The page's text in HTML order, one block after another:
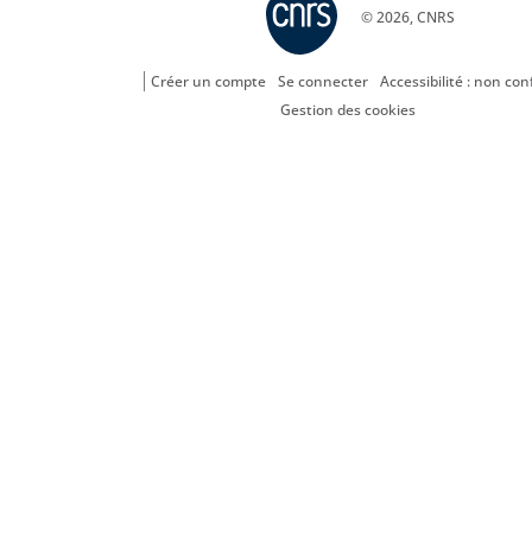
© 2026, CNRS
Créer un compte Se connecter
Accessibilité : non
Gestion des cookies